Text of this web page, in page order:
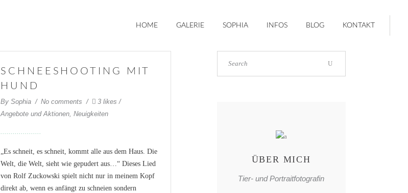
HOME GALERIE SOPHIA INFOS BLOG KONTAKT
SCHNEESHOOTING MIT
HUND
BySophia No comments
3 likes
Angebote und Aktionen,Neuigkeiten
„Es schneit, es schneit, kommt alle aus dem Haus. Die
Welt, die Welt, sieht wie gepudert aus…“ Dieses Lied
von Rolf Zuckowski spielt nicht nur in meinem Kopf
direkt ab, wenn es anfängt zu schneien sondern
ÜBER MICH
Tier- und Portraitfotografin